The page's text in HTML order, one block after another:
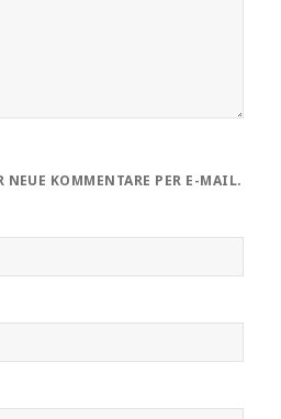
KOMMENTARE PER E-MAIL.